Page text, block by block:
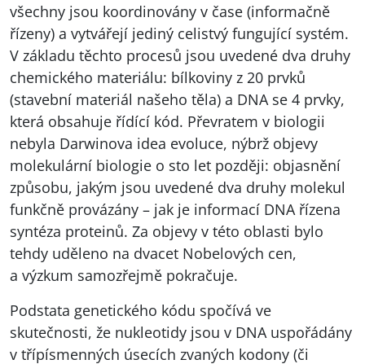
všechny jsou koordinovány v čase (informačně
řízeny) a vytvářejí jediný celistvý fungující systém.
V základu těchto procesů jsou uvedené dva druhy
chemického materiálu: bílkoviny z 20 prvků
(stavební materiál našeho těla) a DNAse 4 prvky,
která obsahuje řídící kód. Převratem v biologii
nebyla Darwinova idea evoluce, nýbrž objevy
molekulární biologie o sto let později: objasnění
způsobu, jakým jsou uvedené dva druhy molekul
funkčně provázány – jak je informací DNAřízena
syntéza proteinů. Za objevy v této oblasti bylo
tehdy uděleno na dvacet Nobelových cen,
a výzkum samozřejmě pokračuje.
Podstata genetického kódu spočívá ve
skutečnosti, že nukleotidy jsou v DNAuspořádány
v třípísmenných úsecích zvaných kodony (či